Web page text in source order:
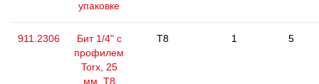
упаковке
911.2306
Бит 1/4" с
профилем
Torx, 25
мм, Т8
T8 1 5